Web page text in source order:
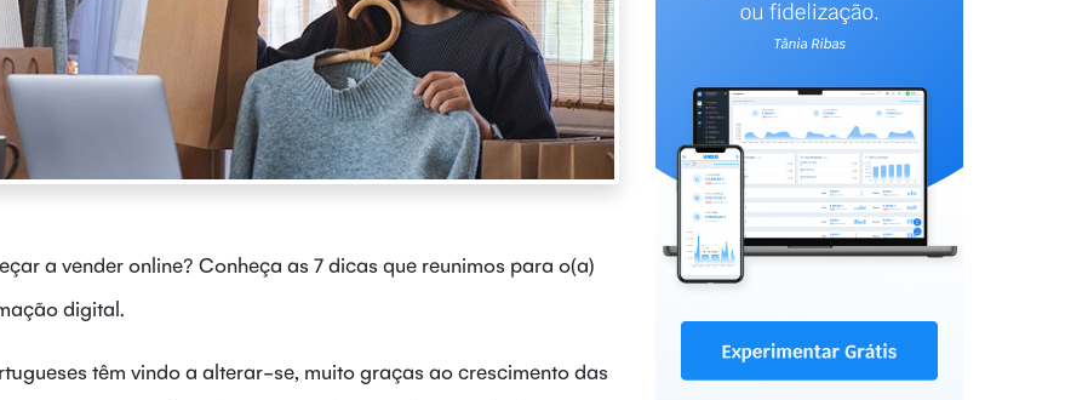
a vender online? Conheça as 7 dicas que reunimos para o(a)
digital.
têm vindo a alterar-se, muito graças ao crescimento das